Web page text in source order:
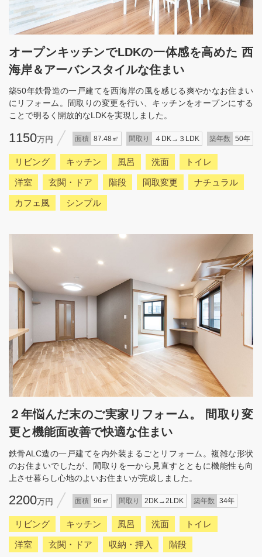
オープンキッチンでLDKの一体感を高めた 西
海岸＆アーバンスタイルな住まい
築50年鉄骨造の一戸建てを西海岸の風を感じる爽やかなお住まい
にリフォーム。間取りの変更を行い、キッチンをオープンにする
ことで明るく開放的なLDKを実現しました。
1150万円 面積 87.48㎡ 間取り ４DK→３LDK 築年数 50年
リビング キッチン 風呂 洗面 トイレ
洋室 玄関・ドア 階段 間取変更 ナチュラル
カフェ風 シンプル
２年悩んだ末のご実家リフォーム。 間取り変
更と機能面改善で快適な住まい
鉄骨ALC造の一戸建てを内外装まるごとリフォーム。複雑な形状
のお住まいでしたが、間取りを一から見直すとともに機能性も向
上させ暮らし心地のよいお住まいが完成しました。
2200万円 面積 96㎡ 間取り 2DK→2LDK 築年数 34年
リビング キッチン 風呂 洗面 トイレ
洋室 玄関・ドア 収納・押入 階段